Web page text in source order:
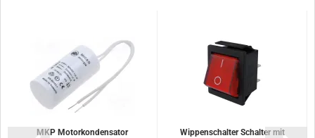
MKP Motorkondensator
Wippenschalter Schalter mit